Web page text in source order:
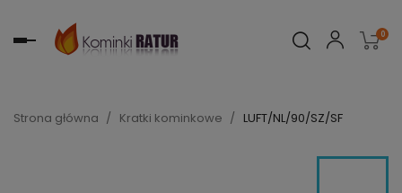
Toggle 0
Strona główna Kratki kominkowe LUFT/NL/90/SZ/SF